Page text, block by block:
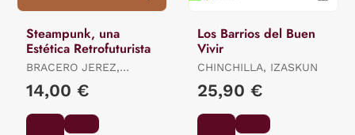
Steampunk, una
Estética Retrofuturista
BRACERO JEREZ,
14,00 €
Los Barrios del Buen
Vivir
CHINCHILLA, IZASKUN
25,90 €